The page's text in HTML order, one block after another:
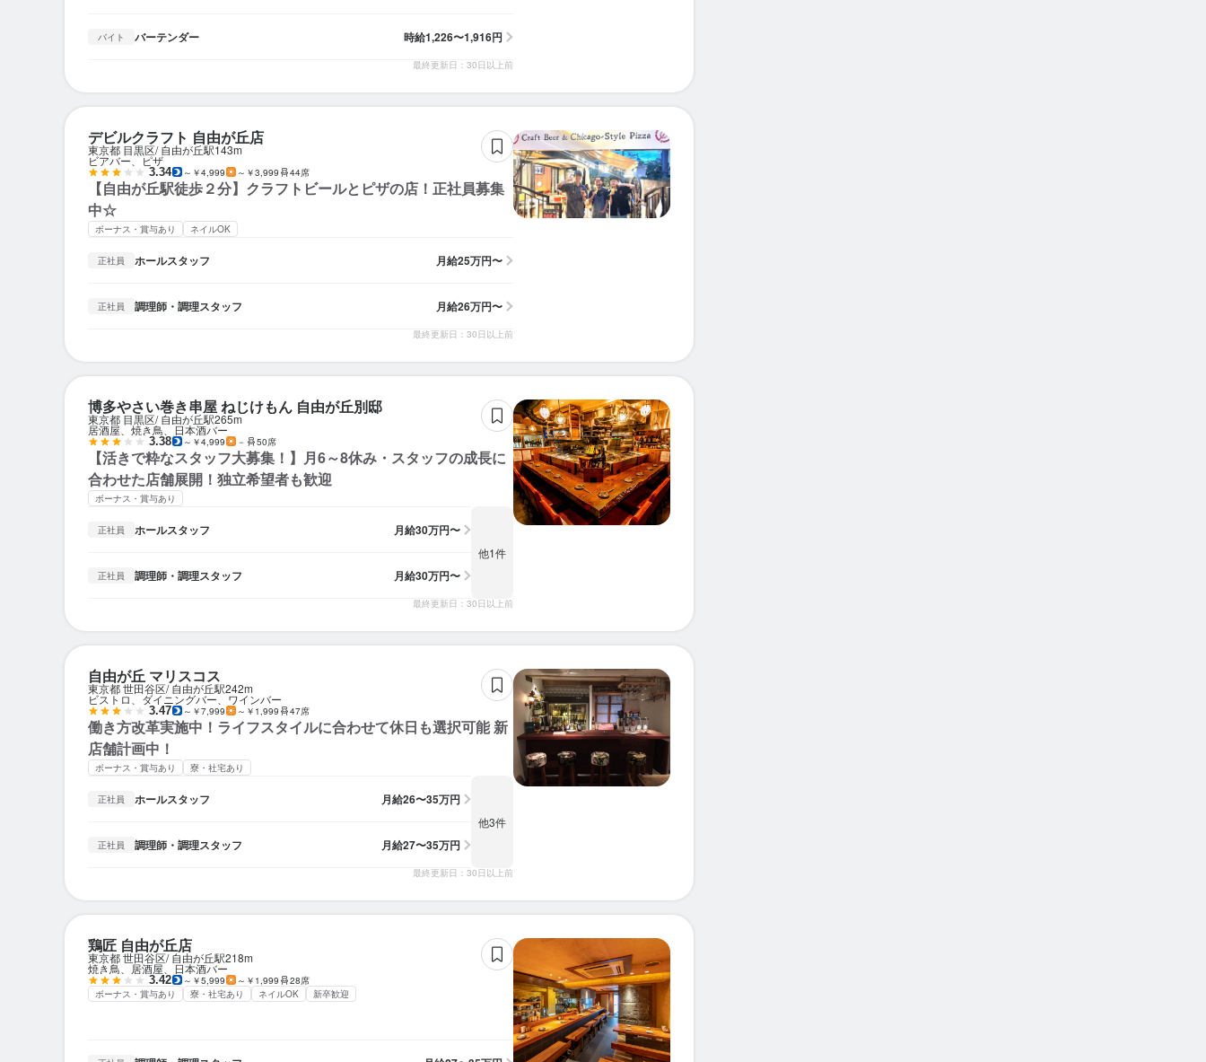
バイト バーテンダー 時給1,226〜1,916円
最終更新日：30日以上前
デビルクラフト 自由が丘店
東京都 目黒区 自由が丘駅143m
ビアバー、ピザ
3.34 ～￥4,999 ～￥3,999 44席
【自由が丘駅徒歩２分】クラフトビールとピザの店！正社員募集
中☆
ボーナス・賞与あり ネイルOK
正社員 ホールスタッフ 月給25万円〜
正社員 調理師・調理スタッフ 月給26万円〜
最終更新日：30日以上前
博多やさい巻き串屋 ねじけもん 自由が丘別邸
東京都 目黒区 自由が丘駅265m
居酒屋、焼き鳥、日本酒バー
3.38 ～￥4,999 － 50席
【活きで粋なスタッフ大募集！】月6～8休み・スタッフの成長に
合わせた店舗展開！独立希望者も歓迎
ボーナス・賞与あり
正社員 ホールスタッフ 月給30万円〜
正社員 調理師・調理スタッフ 月給30万円〜
他1件
最終更新日：30日以上前
自由が丘 マリスコス
東京都 世田谷区 自由が丘駅242m
ビストロ、ダイニングバー、ワインバー
3.47 ～￥7,999 ～￥1,999 47席
働き方改革実施中！ライフスタイルに合わせて休日も選択可能 新
店舗計画中！
ボーナス・賞与あり 寮・社宅あり
正社員 ホールスタッフ 月給26〜35万円
正社員 調理師・調理スタッフ 月給27〜35万円
他3件
最終更新日：30日以上前
鶏匠 自由が丘店
東京都 世田谷区 自由が丘駅218m
焼き鳥、居酒屋、日本酒バー
3.42 ～￥5,999 ～￥1,999
28席
ボーナス・賞与あり
寮・社宅あり ネイルOK 新卒歓迎